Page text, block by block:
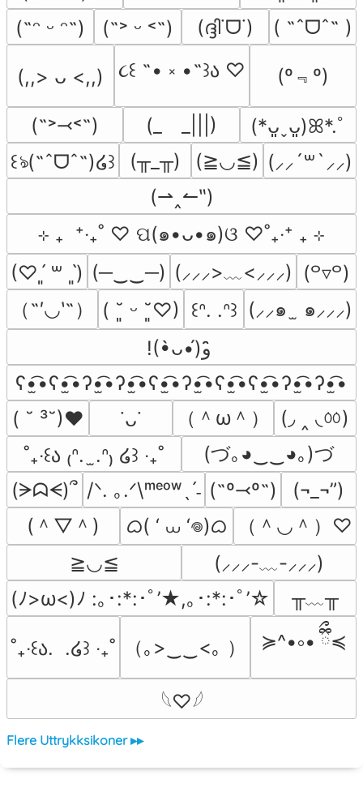
(˶ᵔ ᵕ ᵔ˶)
(˶˃ ᵕ ˂˶) (ദ്ദി˙ᗜ˙) ( ˶ˆᗜˆ˵ )
(,,> ᴗ <,,) ૮꒰ ˶• ༝ •˶꒱ა ♡ (º﹃º)
(˶˃⤙˂˶) (_　_|||)
(*ᴗ͈ˬᴗ͈)ꕤ*.ﾟ
꒰ঌ(˶ˆᗜˆ˵)໒꒱
(╥_╥) (≧◡≦) (⸝⸝´꒳`⸝⸝)
(⇀‸↼‶)
⊹ ₊  ⁺‧₊˚ ♡ ପ(๑•ᴗ•๑)ଓ ♡˚₊‧⁺ ₊ ⊹
(♡ˊ͈ ꒳ ˋ͈) (─‿‿─) (⸝⸝⸝>﹏<⸝⸝⸝) (꒪▿꒪)
（˶′◡‵˶）
( ˘͈ ᵕ ˘͈♡) ꒰ᐢ. .ᐢ꒱ (⸝⸝๑  ̫ ๑⸝⸝⸝)
ʕ•̫͡•ʕ•̫͡•ʔ•̫͡•ʔ•̫͡•ʕ•̫͡•ʔ•̫͡•ʕ•̫͡•ʕ•̫͡•ʔ•̫͡•ʔ•̫͡•
( ˘ ³˘)♥
˙ᴗ˙ （＾ω＾）
(◞ ‸ ◟ㆀ)
˚₊‧꒰ა ₍ᐢ.  ̫.ᐢ₎ ໒꒱ ‧₊˚
(づ｡◕‿‿◕｡)づ
(ᗒᗣᗕ)՞ /ᐠ. ｡.ᐟ\ᵐᵉᵒʷˎˊ˗ (˶º⤙º˶)
(¬_¬”)
(＾▽＾)
ᜊ( ‘ ⩊ ‘𖦹)ᜊ
（＾◡＾）♡
≧◡≦
(⸝⸝⸝-﹏-⸝⸝⸝)
(ﾉ>ω<)ﾉ :｡･:*:･ﾟ’★,｡･:*:･ﾟ’☆
╥﹏╥
˚₊‧꒰ა.  .໒꒱ ‧₊˚ （｡>‿‿<｡ ） ≽^•༚• ྀིྀ≼
𓆩♡𓆪
Flere Uttrykksikoner ▸▸